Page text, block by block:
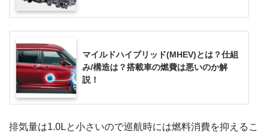
マイルドハイブリッド(MHEV)とは？仕組
み/構造は？搭載車の燃費は悪いのか解
説！
排気量は1.0Lと小さいので巡航時には燃料消費を抑えるこ